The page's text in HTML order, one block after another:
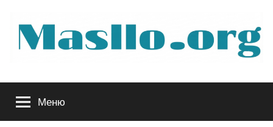
содержимому
Руководство
по
Меню